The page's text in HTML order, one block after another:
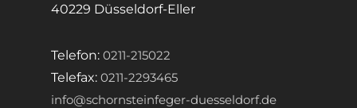
40229 Düsseldorf-Eller
Telefon: 0211-215022
Telefax: 0211-2293465
info@schornsteinfeger-duesseldorf.de